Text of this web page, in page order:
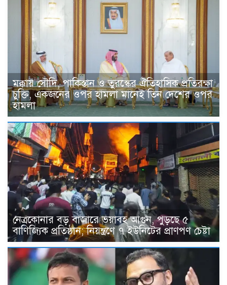
মক্কায় সৌদি, পাকিস্তান ও তুরস্কের ঐতিহাসিক প্রতিরক্ষা
চুক্তি, একজনের ওপর হামলা মানেই তিন দেশের ওপর
হামলা
নেত্রকোনার বড় বাজারে ভয়াবহ আগুন, পুড়ছে ৫
বাণিজ্যিক প্রতিষ্ঠান; নিয়ন্ত্রণে ৭ ইউনিটের প্রাণপণ চেষ্টা